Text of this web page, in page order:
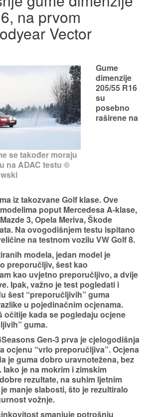
na prvom
Vector
se također moraju
na ADAC testu ©
Gume
dimenzije
205/55 R16
su
posebno
raširene na
iz takozvaneGolf klase. Ove
poput Mercedesa A-klase,
3, Opela Meriva, Škode
Na ovogodišnjem testu ispitano
na testnom vozilu VW Golf 8.
modela, jedan model je
preporučljiv,šest kao
kao uvjetno preporučljivo, a dvije
Ipak, važno je test pogledati i
šest “preporučljivih” guma
u pojedinačnim ocjenama.
očitije kada se pogledaju ocjene
guma.
Gen-3 prva je cjelogodišnja
ocjenu “vrlo preporučljiva”. Ocjena
je guma dobro uravnotežena, bez
je na mokrim i zimskim
rezultate, na suhim ljetnim
manje slabosti, što je rezultiralo
vožnje.
smanjuje potrošnju